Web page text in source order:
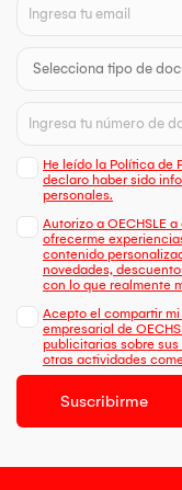
He leído la Política de
declaro haber sido
personales.
Autorizo a OECHSLE
ofrecerme
contenido
novedades,
con lo que realmente
Acepto el compartir
empresarial de
publicitarias sobre
otras actividades
Suscribirme